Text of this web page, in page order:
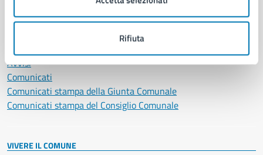
Rifiuta
Avvisi
Comunicati
Comunicati stampa della Giunta Comunale
Comunicati stampa del Consiglio Comunale
VIVERE IL COMUNE